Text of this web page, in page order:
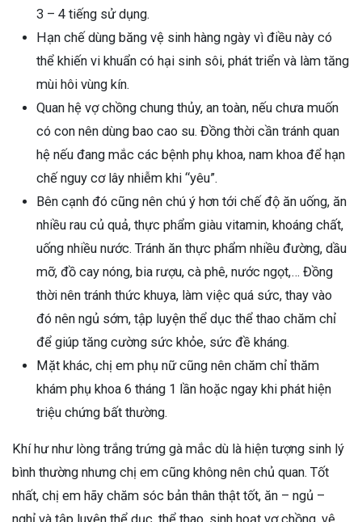
3 – 4 tiếng sử dụng.
Hạn chế dùng băng vệ sinh hàng ngày vì điều này có
thể khiến vi khuẩn có hại sinh sôi, phát triển và làm tăng
mùi hôi vùng kín.
Quan hệ vợ chồng chung thủy, an toàn, nếu chưa muốn
có con nên dùng bao cao su. Đồng thời cần tránh quan
hệ nếu đang mắc các bệnh phụ khoa, nam khoa để hạn
chế nguy cơ lây nhiễm khi “yêu”.
Bên cạnh đó cũng nên chú ý hơn tới chế độ ăn uống, ăn
nhiều rau củ quả, thực phẩm giàu vitamin, khoáng chất,
uống nhiều nước. Tránh ăn thực phẩm nhiều đường, dầu
mỡ, đồ cay nóng, bia rượu, cà phê, nước ngọt,… Đồng
thời nên tránh thức khuya, làm việc quá sức, thay vào
đó nên ngủ sớm, tập luyện thể dục thể thao chăm chỉ
để giúp tăng cường sức khỏe, sức đề kháng.
Mặt khác, chị em phụ nữ cũng nên chăm chỉ thăm
khám phụ khoa 6 tháng 1 lần hoặc ngay khi phát hiện
triệu chứng bất thường.
Khí hư như lòng trắng trứng gà mắc dù là hiện tượng sinh lý
bình thường nhưng chị em cũng không nên chủ quan. Tốt
nhất, chị em hãy chăm sóc bản thân thật tốt, ăn – ngủ –